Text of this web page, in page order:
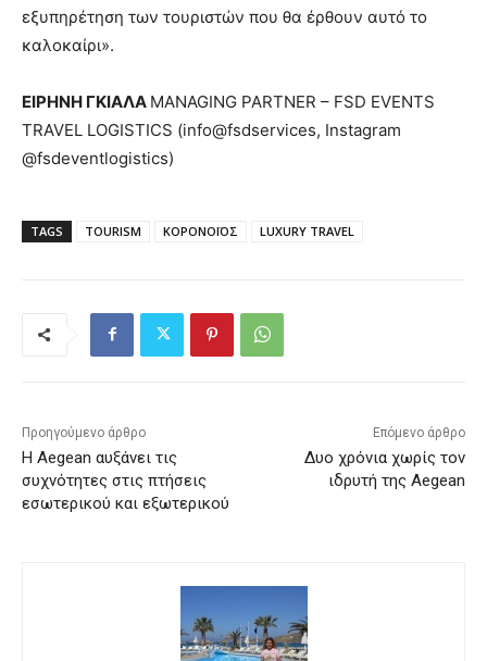
εξυπηρέτηση των τουριστών που θα έρθουν αυτό το
καλοκαίρι».
ΕΙΡΗΝΗ ΓΚΙΑΛΑ MANAGING PARTNER – FSD EVENTS
TRAVEL LOGISTICS (info@fsdservices, Instagram
@fsdeventlogistics)
TAGS TOURISM ΚΟΡΟΝΟΪΟΣ LUXURY TRAVEL
Προηγούμενο άρθρο
Η Aegean αυξάνει τις
συχνότητες στις πτήσεις
εσωτερικού και εξωτερικού
Επόμενο άρθρο
Δυο χρόνια χωρίς τον
ιδρυτή της Aegean